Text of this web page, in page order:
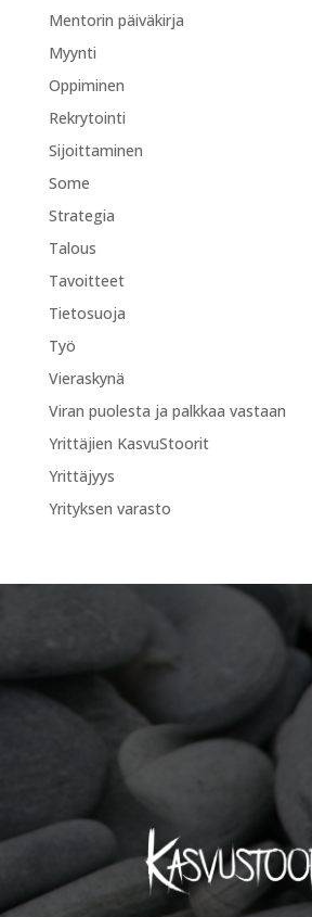
Mentorin päiväkirja
Myynti
Oppiminen
Rekrytointi
Sijoittaminen
Some
Strategia
Talous
Tavoitteet
Tietosuoja
Työ
Vieraskynä
Viran puolesta ja palkkaa vastaan
Yrittäjien KasvuStoorit
Yrittäjyys
Yrityksen varasto